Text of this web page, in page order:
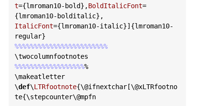
t={lmroman10-bold},BoldItalicFont=
{lmroman10-bolditalic
ItalicFont={lmroman10-italic}]{lmroman10-
regular
%%%%%%%%%%%%%%%%%%%%%%%%
\twocolumnfootnotes
%%%%%%%%%%%%%%%%%%%
\makeatletter
\def\LTRfootnote{\@ifnextchar[\@xLTRfootno
te{\stepcounter\@mpfn